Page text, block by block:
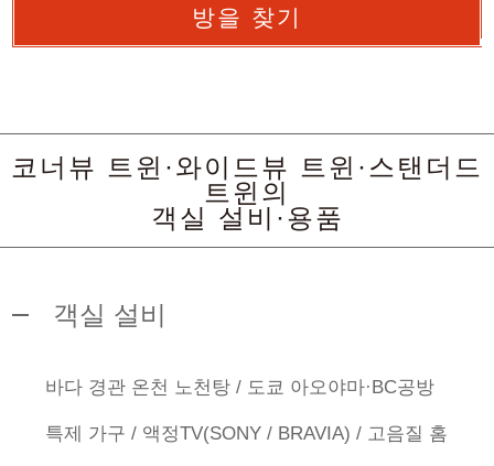
방을 찾기
코너뷰 트윈·와이드뷰 트윈·스탠더드
트윈의
객실 설비·용품
객실 설비
바다 경관 온천 노천탕 / 도쿄 아오야마·BC공방
특제 가구 / 액정TV(SONY / BRAVIA) / 고음질 홈